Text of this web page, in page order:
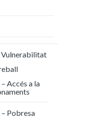
Accés a la
Pobresa